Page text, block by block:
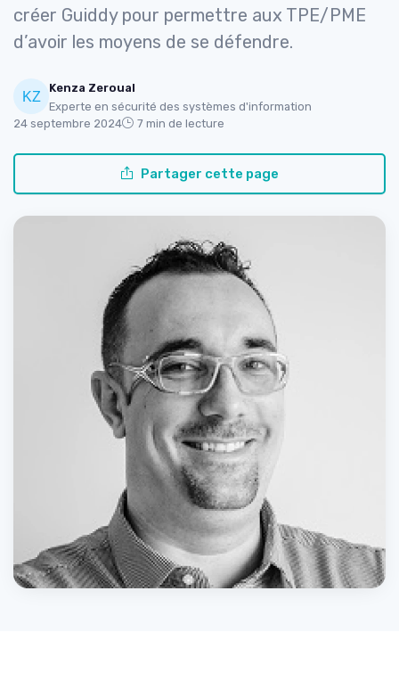
créer Guiddy pour permettre aux TPE/PME
d’avoir les moyens de se défendre.
Kenza Zeroual
Experte en sécurité des systèmes d'information
24 septembre 2024
7 min de lecture
Partager cette page